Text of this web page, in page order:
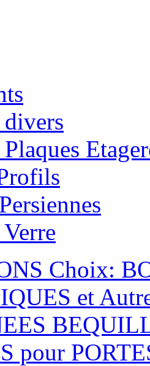
Choix:
et
pour